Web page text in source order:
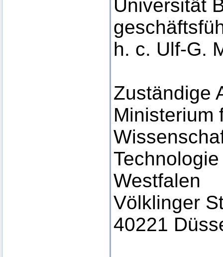
Universität
h. c. Ulf-G.
Zuständige
Ministerium
Westfalen
Völklinger
40221